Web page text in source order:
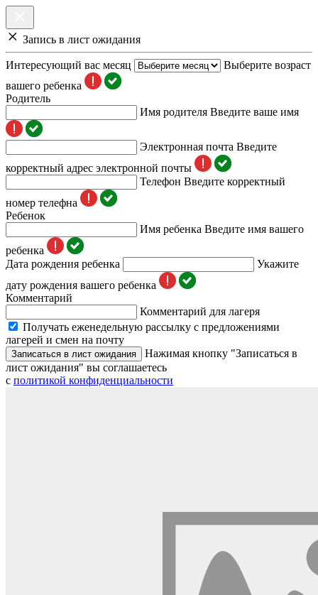
Запись в лист ожидания
Интересующий вас месяц
Выберите возраст
вашего ребенка
Родитель
Имя родителя Введите ваше имя
Электронная почта Введите
корректный адрес электронной почты
Телефон Введите корректный
номер телефна
Ребенок
Имя ребенка Введите имя вашего
ребенка
Дата рождения ребенка
Укажите
дату рождения вашего ребенка
Комментарий
Комментарий для лагеря
Получать еженедельную рассылку с предложениями
лагерей и смен на почту
Записаться в лист ожидания
Нажимая кнопку "Записаться в
лист ожидания" вы соглашаетесь
с политикой конфиденциальности